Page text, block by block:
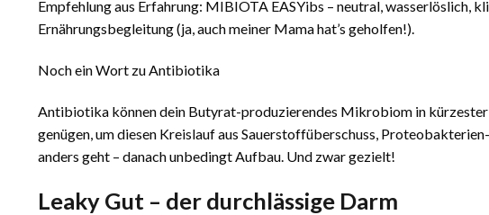
Empfehlung aus Erfahrung: MIBIOTA EASYibs – neutral, wasserlöslich,
Ernährungsbegleitung (ja, auch meiner Mama hat’s geholfen!).
Noch ein Wort zu Antibiotika
Antibiotika können dein Butyrat-produzierendes Mikrobiom in
genügen, um diesen Kreislauf aus Sauerstoffüberschuss,
anders geht – danach unbedingt Aufbau. Und zwar gezielt!
Leaky Gut – der durchlässige Darm